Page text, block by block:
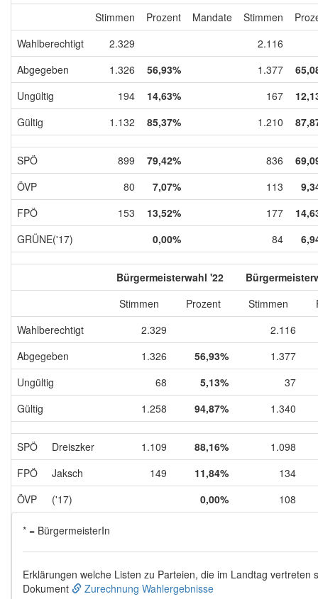
Stimmen
Prozent Mandate Stimmen
Wahlberechtigt
2.329
2.116
Abgegeben
1.326 56,93% 1.377
Ungültig
194 14,63% 167
Gültig
1.132 85,37% 1.210
SPÖ 899 79,42% 836
ÖVP
80 7,07% 113
FPÖ
153 13,52% 177
GRÜNE('17)
0,00% 84
Bürgermeisterwahl '22
Stimmen
Prozent Stimmen
Wahlberechtigt
2.329
2.116
Abgegeben
1.326 56,93%
1.377
Ungültig
68 5,13%
37
Gültig
1.258 94,87% 1.340
SPÖ Dreiszker 1.109 88,16%
1.098
FPÖ
Jaksch 149 11,84%
134
ÖVP
('17) 0,00% 108
* = BürgermeisterIn
Erklärungen welche Listen zu Parteien, die im Landtag vertreten
Dokument
Zurechnung Wahlergebnisse